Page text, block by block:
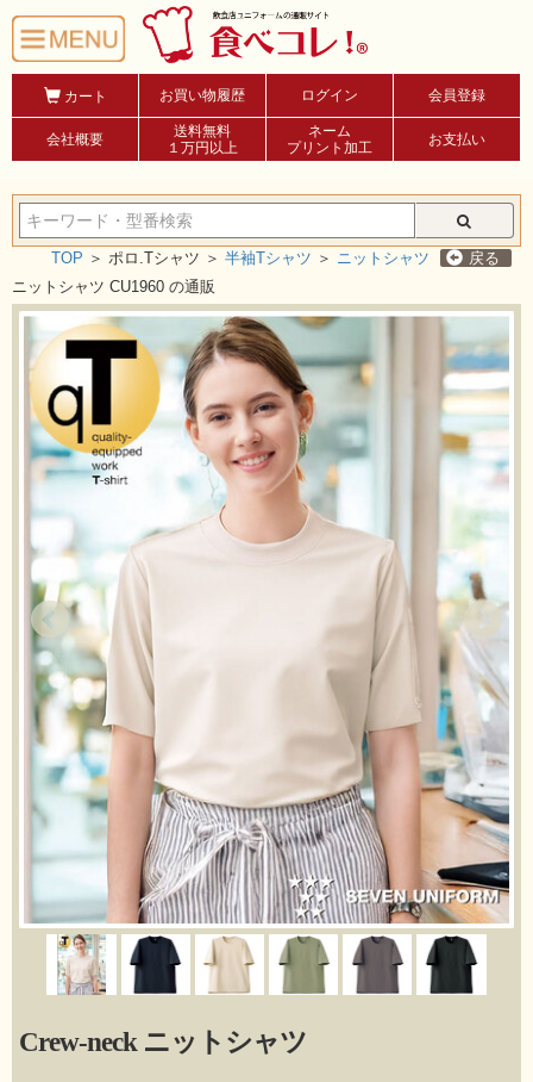
カート お買い物履歴 ログイン 会員登録
会社概要
送料無料
１万円以上
ネーム
プリント加工
お支払い
TOP ＞ ポロ.Tシャツ ＞ 半袖Tシャツ ＞ ニットシャツ
戻る
ニットシャツ CU1960 の通販
Crew-neck ニットシャツ